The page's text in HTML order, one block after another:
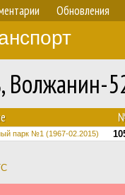
Обновления
парк №1 (1967-02.2015)